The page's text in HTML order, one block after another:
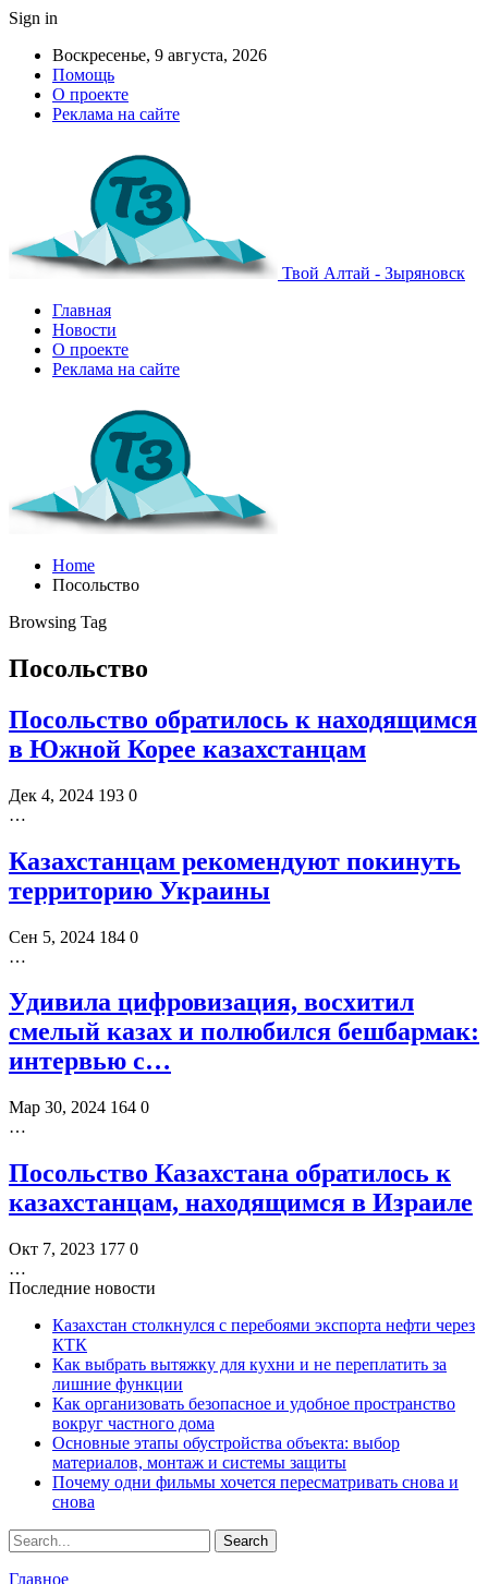
Sign in
Воскресенье, 9 августа, 2026
Помощь
О проекте
Реклама на сайте
Твой Алтай - Зыряновск
Главная
Новости
О проекте
Реклама на сайте
Home
Посольство
Browsing Tag
Посольство
Посольство обратилось к находящимся
в Южной Корее казахстанцам
Дек 4, 2024 193 0
…
Казахстанцам рекомендуют покинуть
территорию Украины
Сен 5, 2024 184 0
…
Удивила цифровизация, восхитил
смелый казах и полюбился бешбармак:
интервью с…
Мар 30, 2024 164 0
…
Посольство Казахстана обратилось к
казахстанцам, находящимся в Израиле
Окт 7, 2023 177 0
…
Последние новости
Казахстан столкнулся с перебоями экспорта нефти через
КТК
Как выбрать вытяжку для кухни и не переплатить за
лишние функции
Как организовать безопасное и удобное пространство
вокруг частного дома
Основные этапы обустройства объекта: выбор
материалов, монтаж и системы защиты
Почему одни фильмы хочется пересматривать снова и
снова
Главное